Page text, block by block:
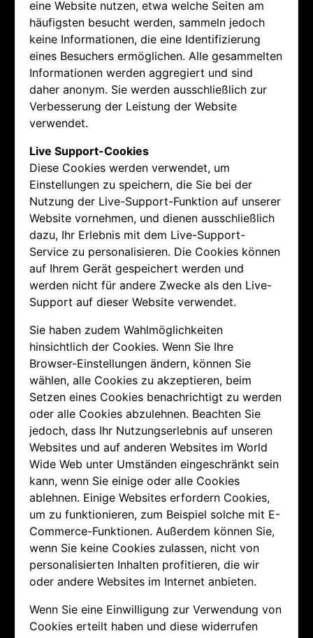
eine Website nutzen, etwa welche Seiten am
häufigsten besucht werden, sammeln jedoch
keine Informationen, die eine Identifizierung
eines Besuchers ermöglichen. Alle gesammelten
Informationen werden aggregiert und sind
daher anonym. Sie werden ausschließlich zur
Verbesserung der Leistung der Website
verwendet.
Live Support-Cookies
Diese Cookies werden verwendet, um
Einstellungen zu speichern, die Sie bei der
Nutzung der Live-Support-Funktion auf unserer
Website vornehmen, und dienen ausschließlich
dazu, Ihr Erlebnis mit dem Live-Support-
Service zu personalisieren. Die Cookies können
auf Ihrem Gerät gespeichert werden und
werden nicht für andere Zwecke als den Live-
Support auf dieser Website verwendet.
Sie haben zudem Wahlmöglichkeiten
hinsichtlich der Cookies. Wenn Sie Ihre
Browser-Einstellungen ändern, können Sie
wählen, alle Cookies zu akzeptieren, beim
Setzen eines Cookies benachrichtigt zu werden
oder alle Cookies abzulehnen. Beachten Sie
jedoch, dass Ihr Nutzungserlebnis auf unseren
Websites und auf anderen Websites im World
Wide Web unter Umständen eingeschränkt sein
kann, wenn Sie einige oder alle Cookies
ablehnen. Einige Websites erfordern Cookies,
um zu funktionieren, zum Beispiel solche mit E-
Commerce-Funktionen. Außerdem können Sie,
wenn Sie keine Cookies zulassen, nicht von
personalisierten Inhalten profitieren, die wir
oder andere Websites im Internet anbieten.
Wenn Sie eine Einwilligung zur Verwendung von
Cookies erteilt haben und diese widerrufen